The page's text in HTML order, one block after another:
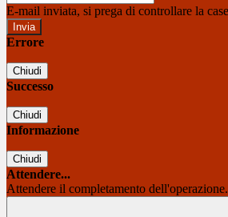
E-mail inviata, si prega di controllare la
Errore
Chiudi
Successo
Chiudi
Informazione
Chiudi
Attendere...
Attendere il completamento